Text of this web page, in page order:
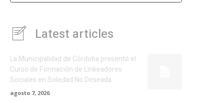
Latest articles
La Municipalidad de Córdoba presentó el
Curso de Formación de Linkeadores
Sociales en Soledad No Deseada
agosto 7, 2026